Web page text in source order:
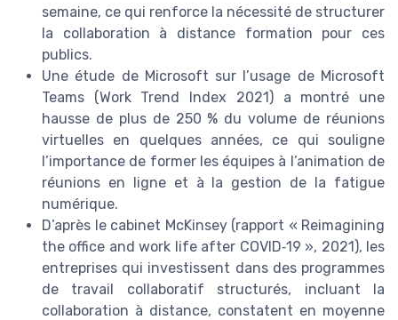
semaine, ce qui renforce la nécessité de structurer
la collaboration à distance formation pour ces
publics.
Une étude de Microsoft sur l’usage de Microsoft
Teams (Work Trend Index 2021) a montré une
hausse de plus de 250 % du volume de réunions
virtuelles en quelques années, ce qui souligne
l’importance de former les équipes à l’animation de
réunions en ligne et à la gestion de la fatigue
numérique.
D’après le cabinet McKinsey (rapport « Reimagining
the office and work life after COVID‑19 », 2021), les
entreprises qui investissent dans des programmes
de travail collaboratif structurés, incluant la
collaboration à distance, constatent en moyenne